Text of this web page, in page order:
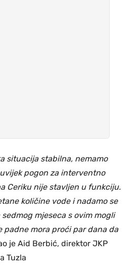
situacija stabilna, nemamo
pogon za interventno
Ceriku nije stavljen u funkciju.
količine vode i nadamo se
mjeseca s ovim mogli
padne mora proći par dana da
je Aid Berbić, direktor JKP
Tuzla